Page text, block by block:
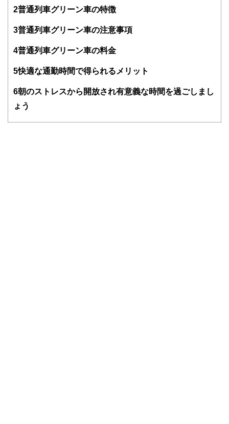
得者を中心に「お金や暮らし」に関する書籍・雑誌の編集経
験者で構成され、企画立案から記事掲載まですべての工程に
護士、税理士、宅地建物取引士、相続診断士、住宅ローンア
士、行政書士、投資アナリスト、キャリアコンサルタントな
かしく感じられる年金や税金、相続、保険、ローンなどの話
をわかりやすく発信している点です。
執筆者・監修者による執筆体制を築くことで、内容のわかり
2普通列車グリーン車の特徴
3普通列車グリーン車の注意事項
4普通列車グリーン車の料金
5快適な通勤時間で得られるメリット
6朝のストレスから開放され有意義な時間を過ごしまし
ょう